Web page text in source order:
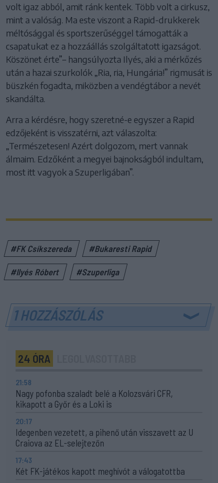
volt igaz abból, amit ránk kentek. Több volt a cirkusz,
mint a valóság. Ma este viszont a Rapid-drukkerek
méltósággal és sportszerűséggel támogatták a
csapatukat ez a hozzáállás szolgáltatott igazságot.
Köszönet érte”– hangsúlyozta Ilyés, aki a mérkőzés
után a hazai szurkolók „Ria, ria, Hungária!” rigmusát is
büszkén fogadta, miközben a vendégtábor a nevét
skandálta.
Arra a kérdésre, hogy szeretné-e egyszer a Rapid
edzőjeként is visszatérni, azt válaszolta:
„Természetesen! Azért dolgozom, mert vannak
álmaim. Edzőként a megyei bajnokságból indultam,
most itt vagyok a Szuperligában”.
#FK Csíkszereda #Bukaresti Rapid
#Ilyés Róbert #Szuperliga
1 HOZZÁSZÓLÁS
24 ÓRA
21:58
Nagy pofonba szaladt belé a Kolozsvári CFR,
kikapott a Győr és a Loki is
20:17
Idegenben vezetett, a pihenő után visszavett az U
Craiova az EL-selejtezőn
17:43
Két FK-játékos kapott meghívót a válogatottba